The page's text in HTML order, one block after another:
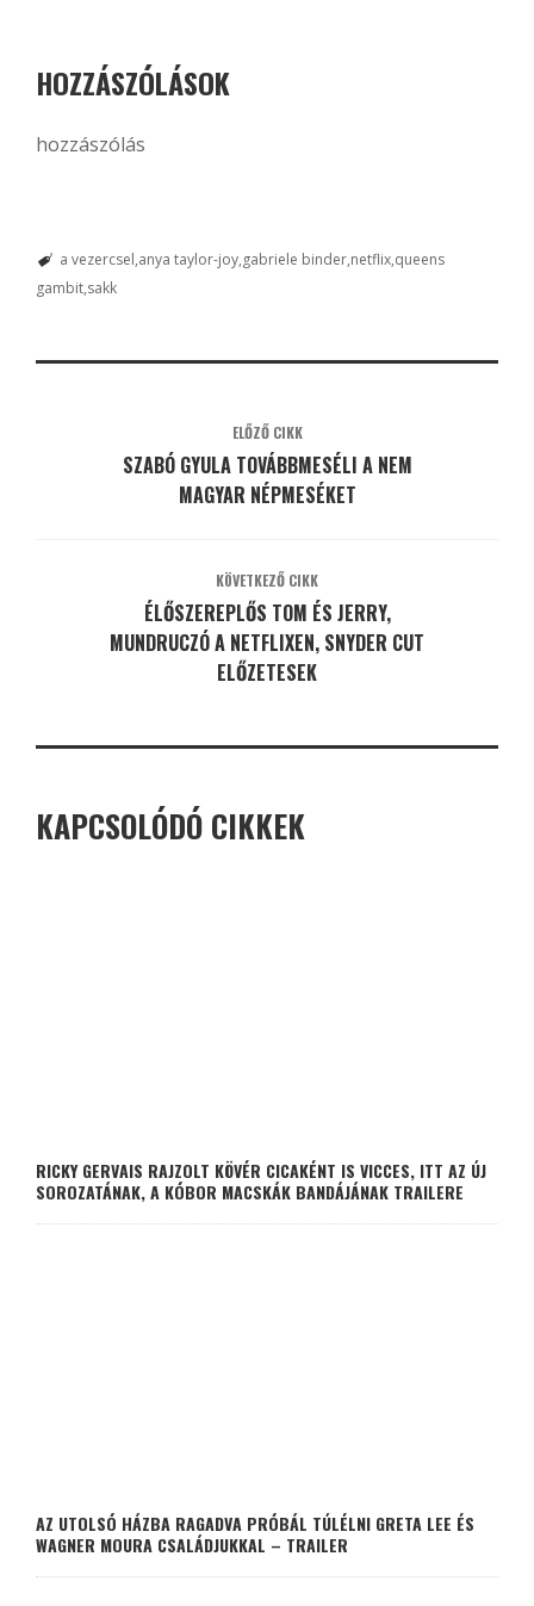
HOZZÁSZÓLÁSOK
hozzászólás
a vezercsel anya taylor-joy gabriele binder netflix queens
gambit sakk
ELŐZŐ CIKK
SZABÓ GYULA TOVÁBBMESÉLI A NEM
MAGYAR NÉPMESÉKET
KÖVETKEZŐ CIKK
ÉLŐSZEREPLŐS TOM ÉS JERRY,
MUNDRUCZÓ A NETFLIXEN, SNYDER CUT
ELŐZETESEK
KAPCSOLÓDÓ CIKKEK
RICKY GERVAIS RAJZOLT KÖVÉR CICAKÉNT IS VICCES, ITT AZ ÚJ
SOROZATÁNAK, A KÓBOR MACSKÁK BANDÁJÁNAK TRAILERE
AZ UTOLSÓ HÁZBA RAGADVA PRÓBÁL TÚLÉLNI GRETA LEE ÉS
WAGNER MOURA CSALÁDJUKKAL – TRAILER